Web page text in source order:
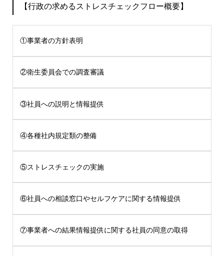
【行政の求めるストレスチェックフロー概要】
①事業者の方針表明
②衛生委員会での調査審議
③社員への説明と情報提供
④各種社内規定類の整備
⑤ストレスチェックの実施
⑥社員への相談窓口やセルフケアに関する情報提供
⑦事業者への結果情報提供に関する社員の同意の取得